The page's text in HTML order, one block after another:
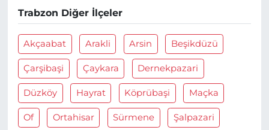
Trabzon Diğer İlçeler
Akçaabat Arakli Arsin Beşikdüzü
Çarşibaşi Çaykara Dernekpazari
Düzköy Hayrat Köprübaşi Maçka
Of Ortahisar Sürmene Şalpazari